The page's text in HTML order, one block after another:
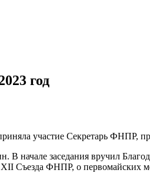
год
участие Секретарь
начале заседания вручил
XII Съезда ФНПР, о